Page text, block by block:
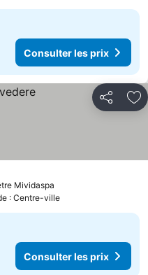
Consulter les prix
Partager
Mividaspa
: Centre-ville
Consulter les prix